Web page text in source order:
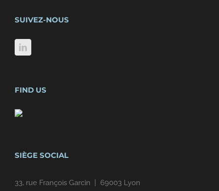
SUIVEZ-NOUS
FIND US
SIÈGE SOCIAL
33, rue François Garcin | 69003 Lyon